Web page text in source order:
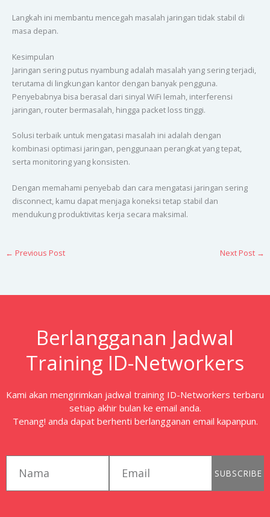
Langkah ini membantu mencegah masalah jaringan tidak stabil di
masa depan.
Kesimpulan
Jaringan sering putus nyambung adalah masalah yang sering terjadi,
terutama di lingkungan kantor dengan banyak pengguna.
Penyebabnya bisa berasal dari sinyal WiFi lemah, interferensi
jaringan, router bermasalah, hingga packet loss tinggi.
Solusi terbaik untuk mengatasi masalah ini adalah dengan
kombinasi optimasi jaringan, penggunaan perangkat yang tepat,
serta monitoring yang konsisten.
Dengan memahami penyebab dan cara mengatasi jaringan sering
disconnect, kamu dapat menjaga koneksi tetap stabil dan
mendukung produktivitas kerja secara maksimal.
← Previous Post Next Post →
Berlangganan Jadwal
Training ID-Networkers
Kami akan mengirimkan jadwal training ID-Networkers terbaru
setiap akhir bulan ke email anda.
Tenang! anda dapat berhenti berlangganan email kapanpun.
SUBSCRIBE